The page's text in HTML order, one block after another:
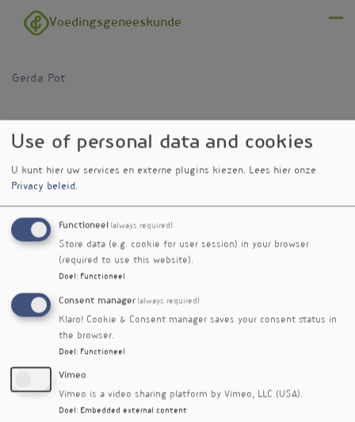
Overslaan en naar de inhoud gaan
Voedingsgeneeskunde
Gerda Pot
Use of personal data and cookies
U kunt hier uw services en externe plugins kiezen. Lees hier onze
Privacy beleid.
Functioneel (always required)
Store data (e.g. cookie for user session) in your browser
(required to use this website).
Doel : Functioneel
Consent manager (always required)
Klaro! Cookie & Consent manager saves your consent status in
the browser.
Doel : Functioneel
Vimeo
Vimeo is a video sharing platform by Vimeo, LLC (USA).
Doel : Embedded external content